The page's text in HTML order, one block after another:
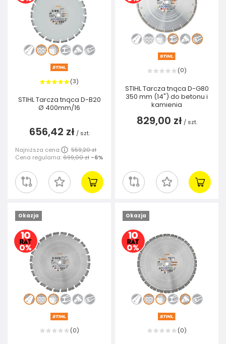
(3)
STIHL Tarcza tnąca D-B20
Ø 400mm/16
656,42 zł / szt.
Najniższa cena:
559,20 zł
Cena regularna:699,00 zł -6%
(0)
STIHL Tarcza tnąca D-G80
350 mm (14") do betonu i
kamienia
829,00 zł / szt.
Okazja
(0)
Okazja
(0)